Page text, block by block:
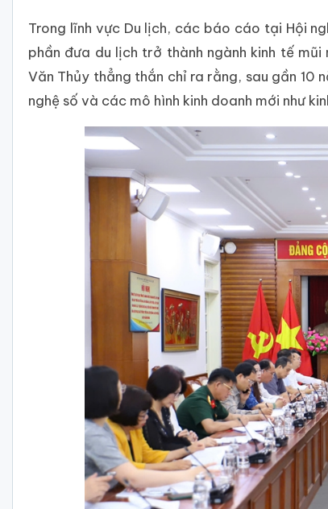
Trong lĩnh vực Du lịch, các báo cáo tại Hội
phần đưa du lịch trở thành ngành kinh tế mũi
Văn Thủy thẳng thắn chỉ ra rằng, sau gần
nghệ số và các mô hình kinh doanh mới như